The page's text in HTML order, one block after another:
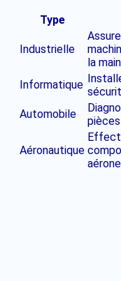
Type
Industrielle
la
Informatique
Automobile
Aéronautique